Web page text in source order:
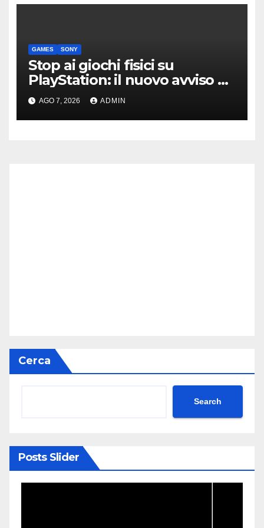
GAMES SONY
Stop ai giochi fisici su
PlayStation: il nuovo avviso di
Sony è l’ennesima conferma
AGO 7, 2026 ADMIN
Cerca
Search
Posts Slider